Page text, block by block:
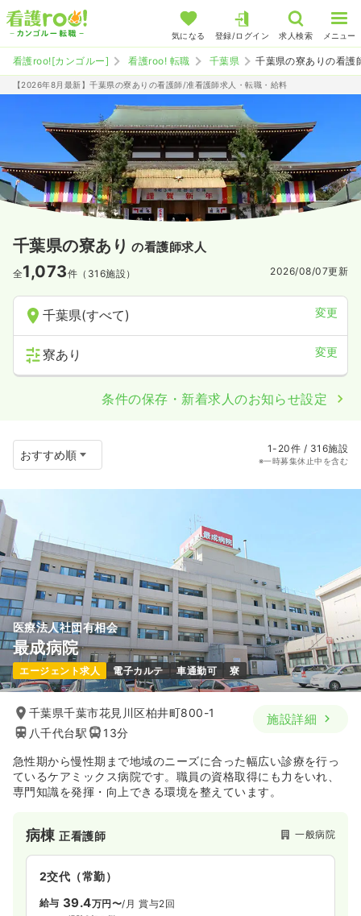
気になる 登録/ログイン 求人検索 メニュー
看護roo![カンゴルー] 看護roo! 転職 千葉県 千葉県の寮ありの看護
【2026年8月最新】千葉県の寮ありの看護師/准看護師求人・転職・給料
千葉県の寮あり の看護師求人
全1,073件（316施設） 2026/08/07更新
千葉県(すべて) 変更
寮あり 変更
条件の保存・新着求人のお知らせ設定
1-20件 / 316施設
※一時募集休止中を含む
医療法人社団有相会
最成病院
エージェント求人 電子カルテ 車通勤可 寮
千葉県千葉市花見川区柏井町800-1
八千代台駅
13分
施設詳細
急性期から慢性期まで地域のニーズに合った幅広い診療を行っ
ているケアミックス病院です。職員の資格取得にも力をいれ、
専門知識を発揮・向上できる環境を整えています。
病棟正看護師 一般病院
2交代（常勤）
給与 39.4万円〜/月 賞与2回